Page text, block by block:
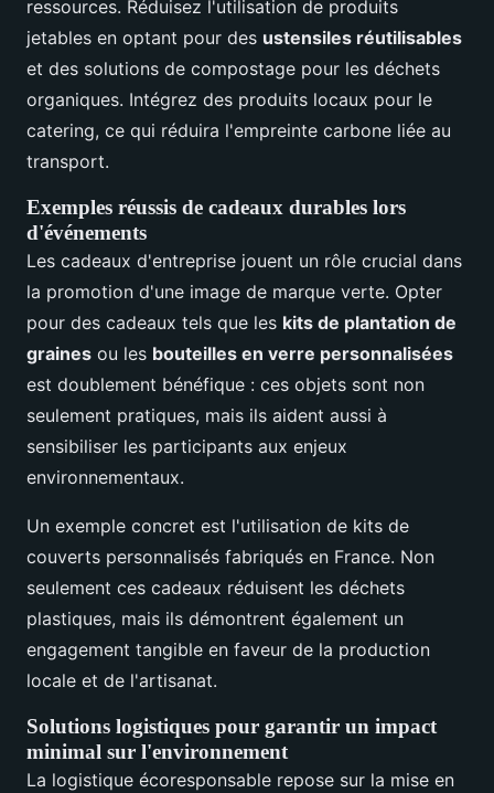
ressources. Réduisez l'utilisation de produits
jetables en optant pour des ustensiles réutilisables
et des solutions de compostage pour les déchets
organiques. Intégrez des produits locaux pour le
catering, ce qui réduira l'empreinte carbone liée au
transport.
Exemples réussis de cadeaux durables lors
d'événements
Les cadeaux d'entreprise jouent un rôle crucial dans
la promotion d'une image de marque verte. Opter
pour des cadeaux tels que les kits de plantation de
graines ou les bouteilles en verre personnalisées
est doublement bénéfique : ces objets sont non
seulement pratiques, mais ils aident aussi à
sensibiliser les participants aux enjeux
environnementaux.
Un exemple concret est l'utilisation de kits de
couverts personnalisés fabriqués en France. Non
seulement ces cadeaux réduisent les déchets
plastiques, mais ils démontrent également un
engagement tangible en faveur de la production
locale et de l'artisanat.
Solutions logistiques pour garantir un impact
minimal sur l'environnement
La logistique écoresponsable repose sur la mise en